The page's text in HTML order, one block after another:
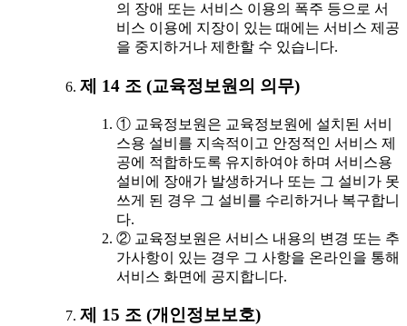
의 장애 또는 서비스 이용의 폭주 등으로 서
비스 이용에 지장이 있는 때에는 서비스 제공
을 중지하거나 제한할 수 있습니다.
제 14 조 (교육정보원의 의무)
① 교육정보원은 교육정보원에 설치된 서비
스용 설비를 지속적이고 안정적인 서비스 제
공에 적합하도록 유지하여야 하며 서비스용
설비에 장애가 발생하거나 또는 그 설비가 못
쓰게 된 경우 그 설비를 수리하거나 복구합니
다.
② 교육정보원은 서비스 내용의 변경 또는 추
가사항이 있는 경우 그 사항을 온라인을 통해
서비스 화면에 공지합니다.
제 15 조 (개인정보보호)